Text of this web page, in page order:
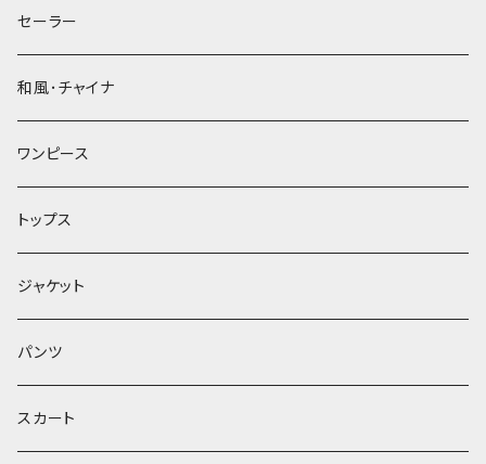
セーラー
和風･チャイナ
ワンピース
トップス
ジャケット
パンツ
スカート